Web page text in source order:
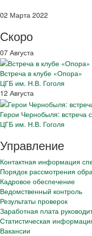
02 Марта 2022
Скоро
07 Августа
Встреча в клубе «Опора»
ЦГБ им. Н.В. Гоголя
12 Августа
Герои Чернобыля: встреча
ЦГБ им. Н.В. Гоголя
Управление
Контактная информация
Порядок рассмотрения
Кадровое обеспечение
Ведомственный контроль
Результаты проверок
Заработная плата
Статистическая
Вакансии